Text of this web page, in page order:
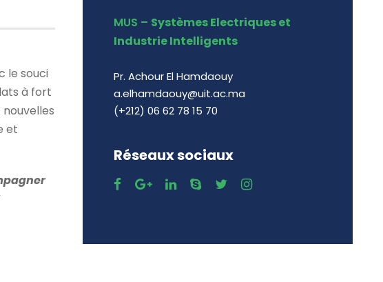
le souci
à fort
et
MUS – Systèmes Electriques et
Industrie Intelligents
Pr. Achour El Hamdaouy
a.elhamdaouy@uit.ac.ma
(+212) 06 62 78 15 70
Réseaux sociaux